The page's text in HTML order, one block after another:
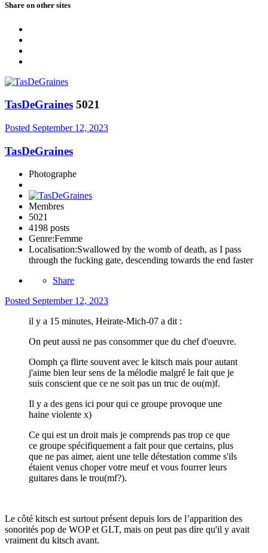
Share on other sites
TasDeGraines 5021
Posted September 12, 2023
TasDeGraines
Photographe
Membres
5021
4198 posts
Genre:Femme
Localisation:Swallowed by the womb of death, as I pass
through the fucking gate, descending towards the end faster
Share
Posted September 12, 2023
il y a 15 minutes, Heirate-Mich-07 a dit :
On peut aussi ne pas consommer que du chef d'oeuvre.
Oomph ça flirte souvent avec le kitsch mais pour autant
j'aime bien leur sens de la mélodie malgré le fait que je
suis conscient que ce ne soit pas un truc de ou(m)f.
Il y a des gens ici pour qui ce groupe provoque une
haine violente x)
Ce qui est un droit mais je comprends pas trop ce que
ce groupe spécifiquement a fait pour que certains, plus
que ne pas aimer, aient une telle détestation comme s'ils
étaient venus choper votre meuf et vous fourrer leurs
guitares dans le trou(mf?).
Le côté kitsch est surtout présent depuis lors de l’apparition des
sonorités pop de WOP et GLT, mais on peut pas dire qu'il y avait
vraiment du kitsch avant.